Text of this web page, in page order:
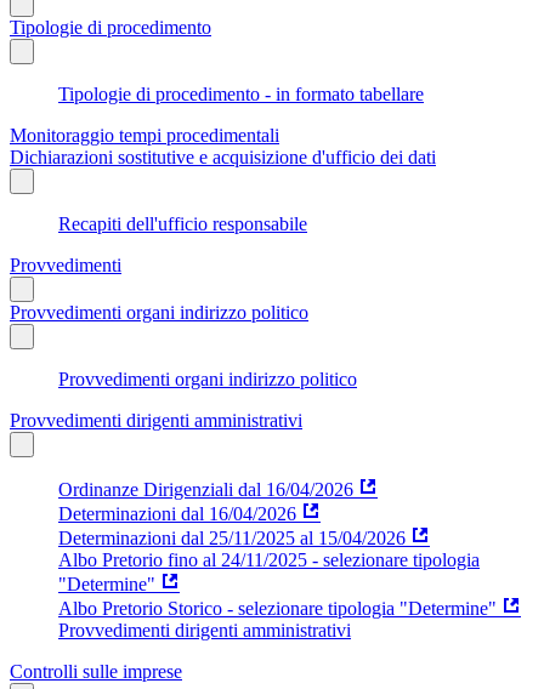
Tipologie di procedimento
Tipologie di procedimento - in formato tabellare
Monitoraggio tempi procedimentali
Dichiarazioni sostitutive e acquisizione d'ufficio dei dati
Recapiti dell'ufficio responsabile
Provvedimenti
Provvedimenti organi indirizzo politico
Provvedimenti organi indirizzo politico
Provvedimenti dirigenti amministrativi
Ordinanze Dirigenziali dal 16/04/2026
Determinazioni dal 16/04/2026
Determinazioni dal 25/11/2025 al 15/04/2026
Albo Pretorio fino al 24/11/2025 - selezionare tipologia
"Determine"
Albo Pretorio Storico - selezionare tipologia "Determine"
Provvedimenti dirigenti amministrativi
Controlli sulle imprese